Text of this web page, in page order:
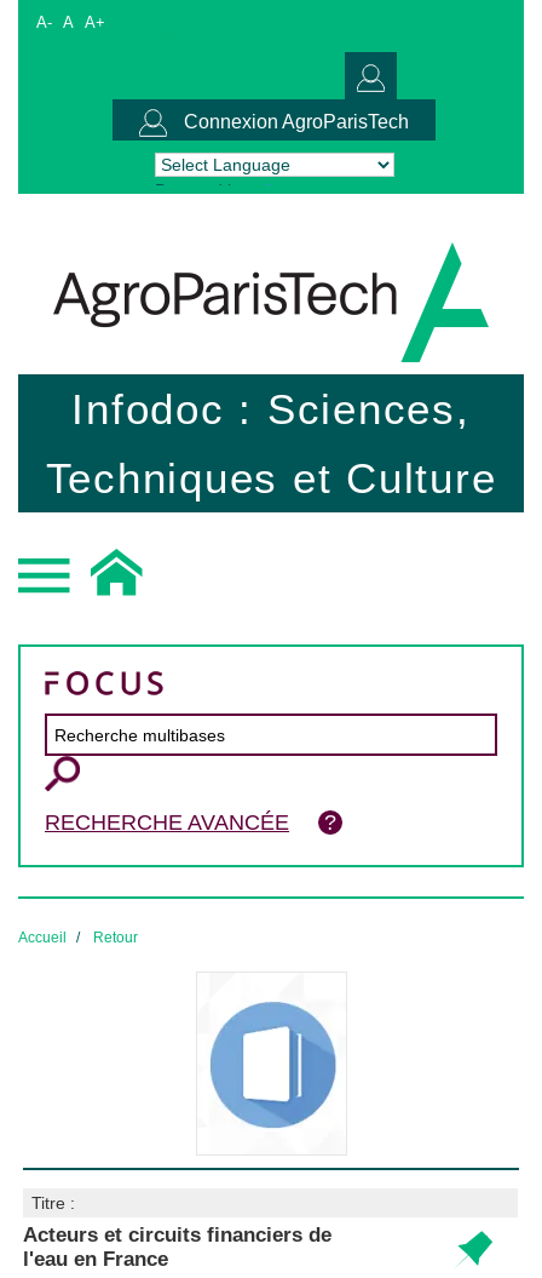
A- A A+
Connexion AgroParisTech
Powered by Translate
Infodoc : Sciences,
Techniques et Culture
RECHERCHE AVANCÉE
Accueil Retour
Titre :
Acteurs et circuits financiers de
l'eau en France